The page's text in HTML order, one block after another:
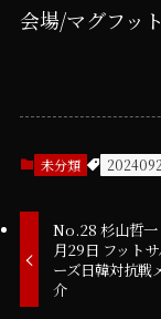
会場/マグフッ
未分類
No.28 杉山哲
月29日 フット
ーズ日韓対抗戦
介